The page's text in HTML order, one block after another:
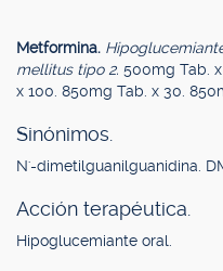
Metformina.
mellitus tipo 2. 500mg Tab.
x 100. 850mg Tab. x 30.
Sinónimos.
N'-dimetilguanilguanidina.
Acción terapéutica.
Hipoglucemiante oral.